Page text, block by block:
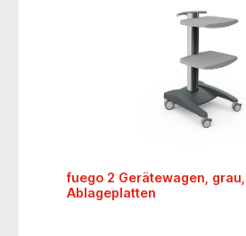
fuego 2 Gerätewagen,
Ablageplatten